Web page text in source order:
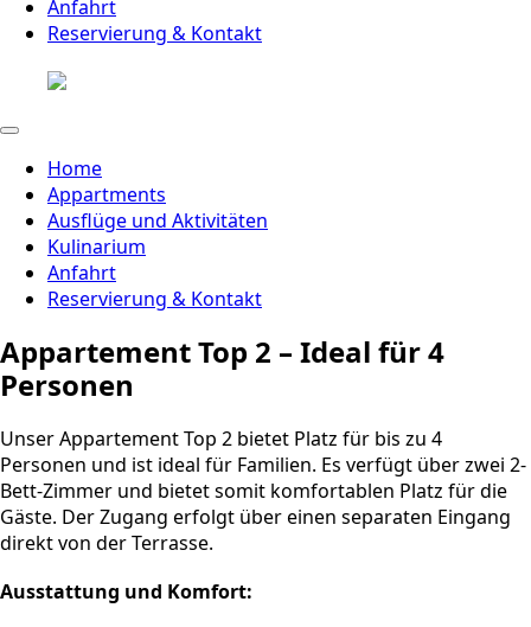
Anfahrt
Reservierung & Kontakt
Home
Appartments
Ausflüge und Aktivitäten
Kulinarium
Anfahrt
Reservierung & Kontakt
Appartement Top 2 – Ideal für 4
Personen
Unser Appartement Top 2 bietet Platz für bis zu 4
Personen und ist ideal für Familien. Es verfügt über zwei 2-
Bett-Zimmer und bietet somit komfortablen Platz für die
Gäste. Der Zugang erfolgt über einen separaten Eingang
direkt von der Terrasse.
Ausstattung und Komfort: